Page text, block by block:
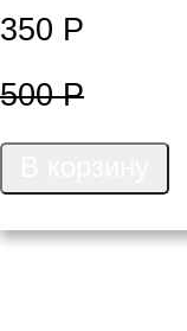
350 Р
500Р